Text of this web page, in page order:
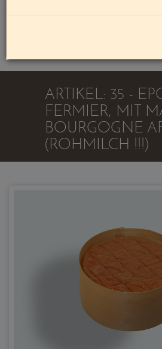
ARTIKEL: 35 -
FERMIER, MIT
BOURGOGNE
(ROHMILCH !!!)